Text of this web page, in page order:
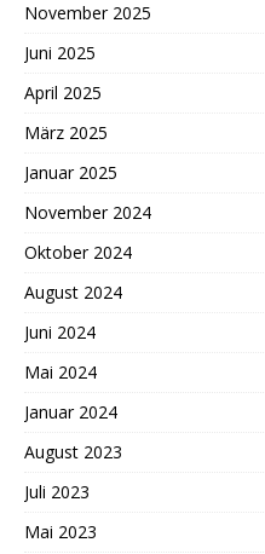
November 2025
Juni 2025
April 2025
März 2025
Januar 2025
November 2024
Oktober 2024
August 2024
Juni 2024
Mai 2024
Januar 2024
August 2023
Juli 2023
Mai 2023